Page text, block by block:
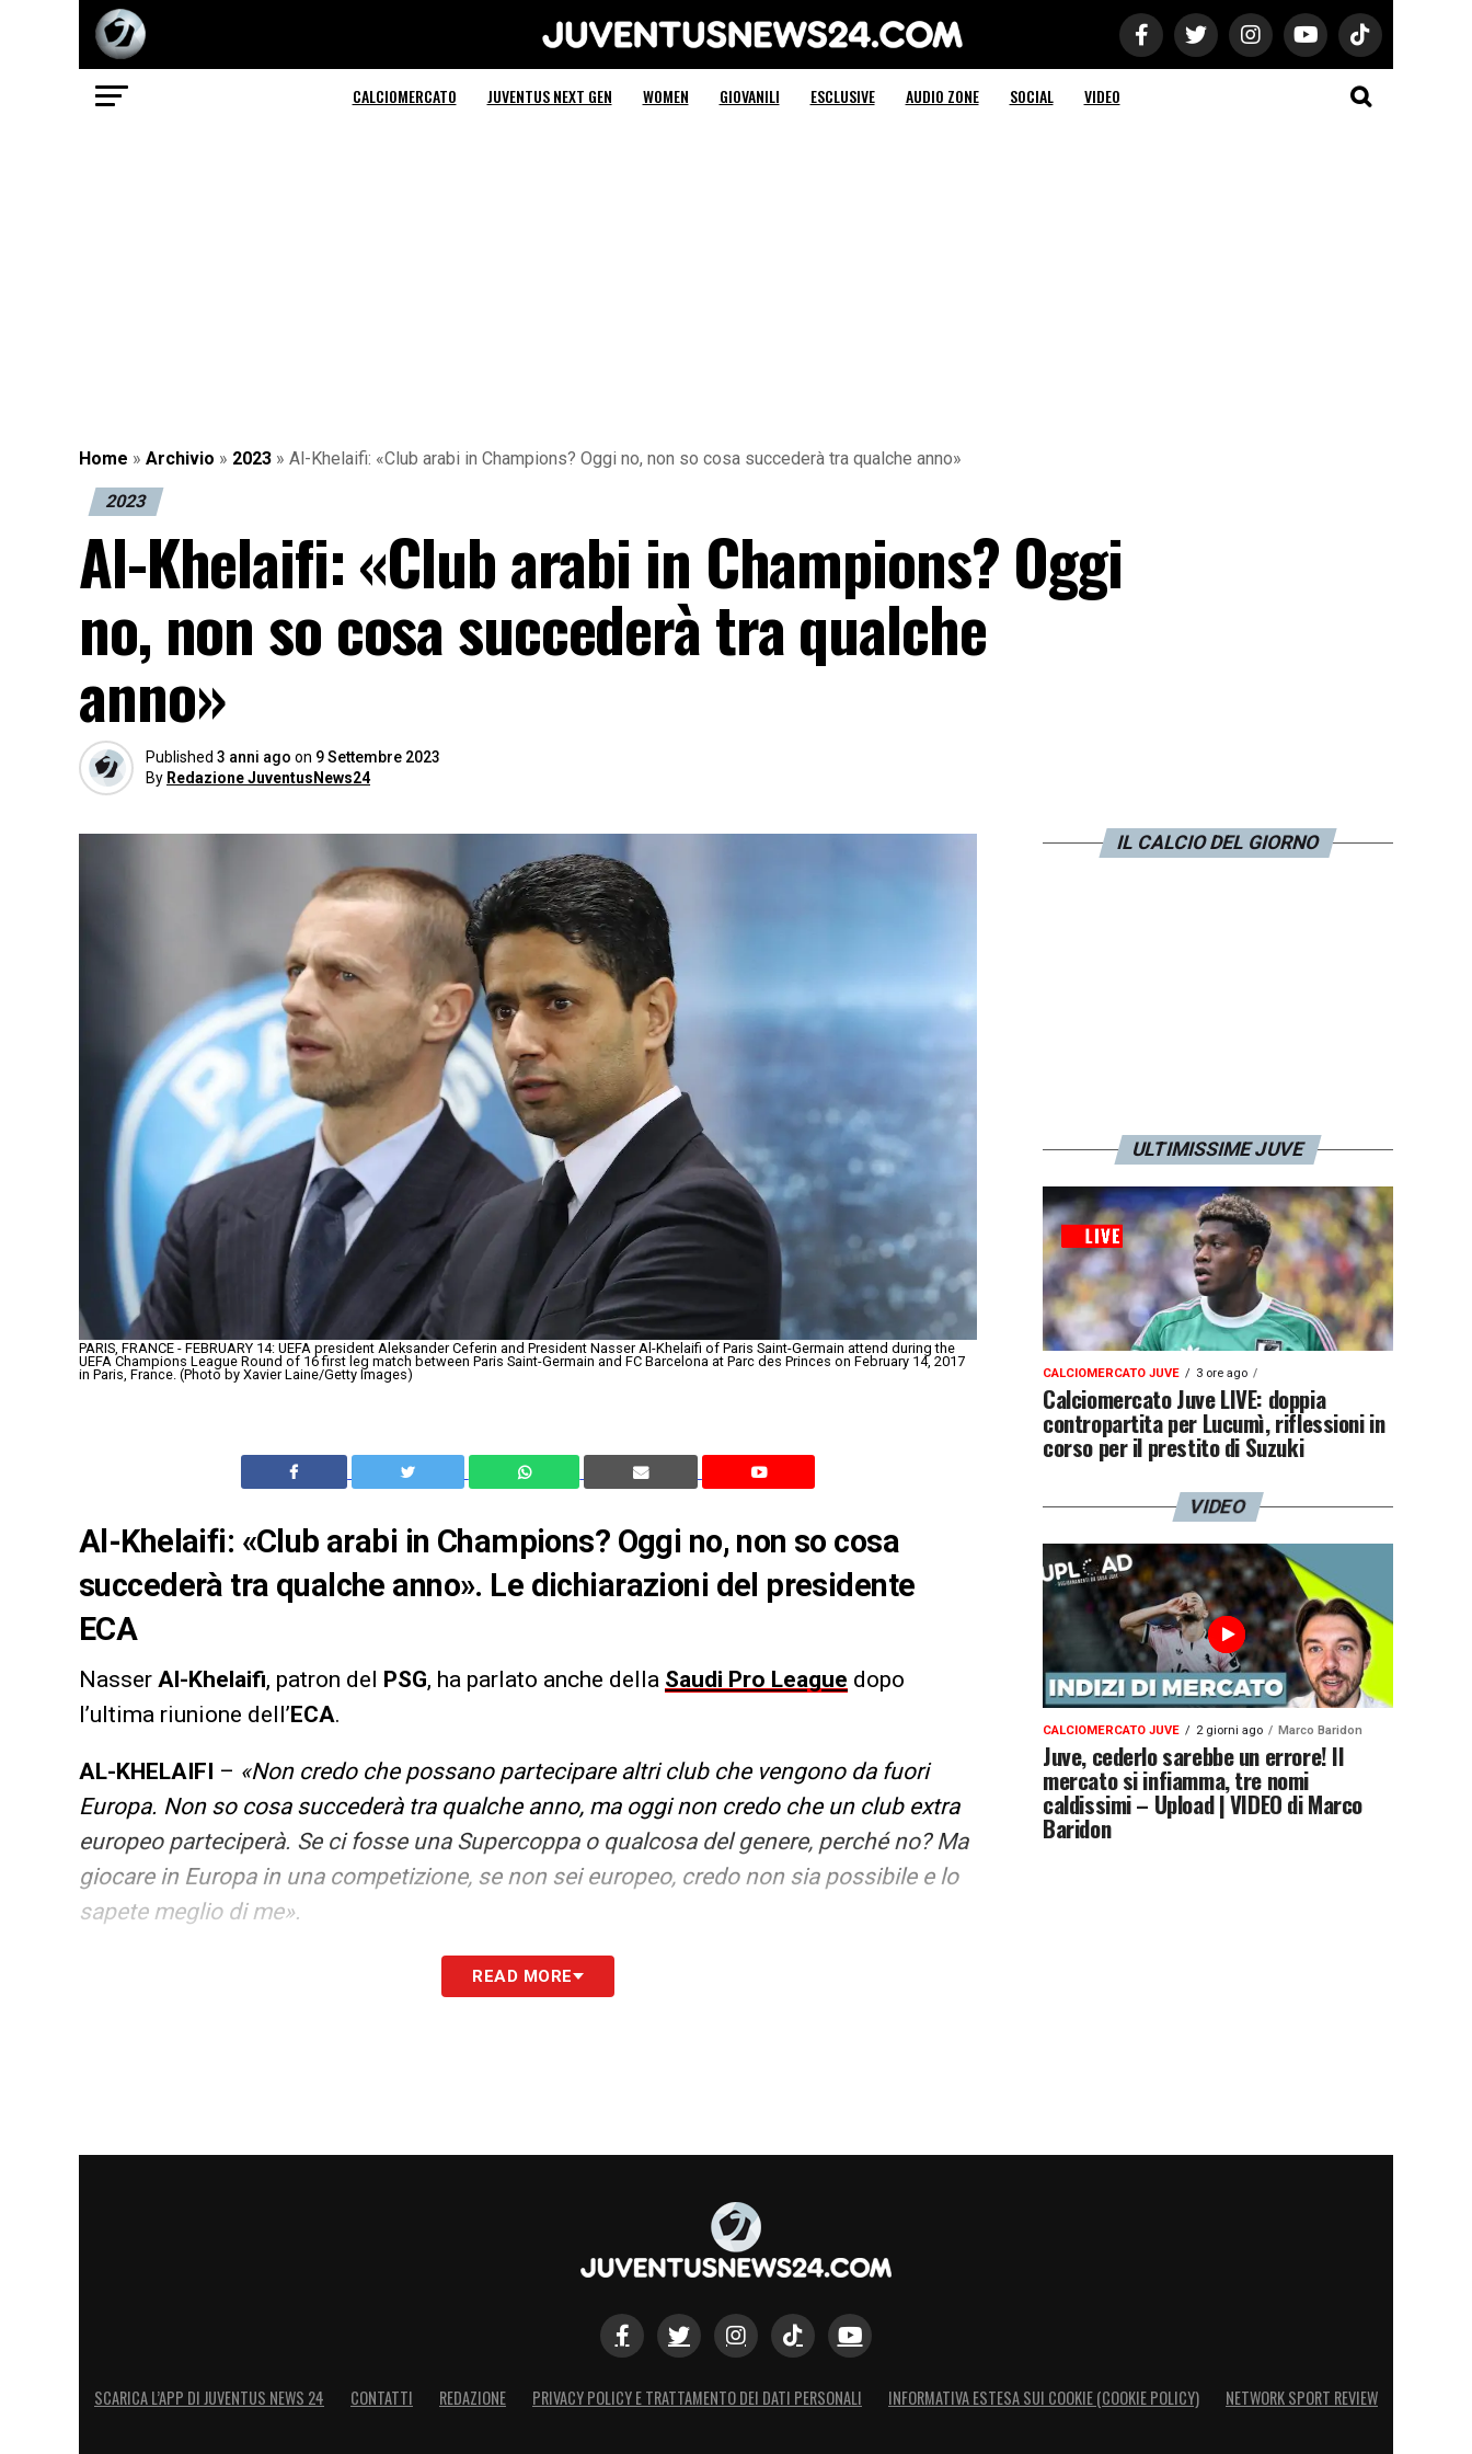
Juventus News 24
CALCIOMERCATO JUVENTUS NEXT GEN WOMEN GIOVANILI ESCLUSIVE AUDIO ZONE SOCIAL VIDEO
Home » Archivio » 2023 » Al-Khelaifi: «Club arabi in Champions? Oggi no, non so cosa succederà tra qualche anno»
2023
Al-Khelaifi: «Club arabi in Champions? Oggi
no, non so cosa succederà tra qualche
anno»
Published 3 anni ago on 9 Settembre 2023
By Redazione JuventusNews24
PARIS, FRANCE - FEBRUARY 14: UEFA president Aleksander Ceferin and President Nasser Al-Khelaifi of Paris Saint-Germain attend during the
UEFA Champions League Round of 16 first leg match between Paris Saint-Germain and FC Barcelona at Parc des Princes on February 14, 2017
in Paris, France. (Photo by Xavier Laine/Getty Images)
Al-Khelaifi: «Club arabi in Champions? Oggi no, non so cosa
succederà tra qualche anno». Le dichiarazioni del presidente
ECA
Nasser Al-Khelaifi, patron del PSG, ha parlato anche della Saudi Pro League dopo
l’ultima riunione dell’ECA.
AL-KHELAIFI – «Non credo che possano partecipare altri club che vengono da fuori
Europa. Non so cosa succederà tra qualche anno, ma oggi non credo che un club extra
europeo parteciperà. Se ci fosse una Supercoppa o qualcosa del genere, perché no? Ma
giocare in Europa in una competizione, se non sei europeo, credo non sia possibile e lo
sapete meglio di me».
LA PLAYLIST DELLE NOSTRE TOP NEWSREAD MORE
IL CALCIO DEL GIORNO
ULTIMISSIME JUVE
CALCIOMERCATO JUVE 3 ore ago
Calciomercato Juve LIVE: doppia
contropartita per Lucumì, riflessioni in
corso per il prestito di Suzuki
VIDEO
CALCIOMERCATO JUVE 2 giorni ago Marco Baridon
Juve, cederlo sarebbe un errore! Il
mercato si infiamma, tre nomi
caldissimi – Upload | VIDEO di Marco
Baridon
SCARICA L’APP DI JUVENTUS NEWS 24 CONTATTI REDAZIONE PRIVACY POLICY E TRATTAMENTO DEI DATI PERSONALI INFORMATIVA ESTESA SUI COOKIE (COOKIE POLICY) NETWORK SPORT REVIEW